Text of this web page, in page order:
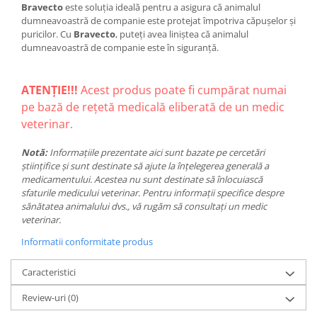
Bravectoeste soluția ideală pentru a asigura că animalul
dumneavoastră de companie este protejat împotriva căpușelor și
puricilor. Cu Bravecto, puteți avea liniștea că animalul
dumneavoastră de companie este în siguranță.
ATENȚIE!!! Acest produs poate fi cumpărat numai
pe bază de rețetă medicală eliberată de un medic
veterinar.
Notă:Informațiile prezentate aici sunt bazate pe cercetări
științifice și sunt destinate să ajute la înțelegerea generală a
medicamentului. Acestea nu sunt destinate să înlocuiască
sfaturile medicului veterinar. Pentru informații specifice despre
sănătatea animalului dvs., vă rugăm să consultați un medic
veterinar.
Informatii conformitate produs
Caracteristici
Review-uri(0)